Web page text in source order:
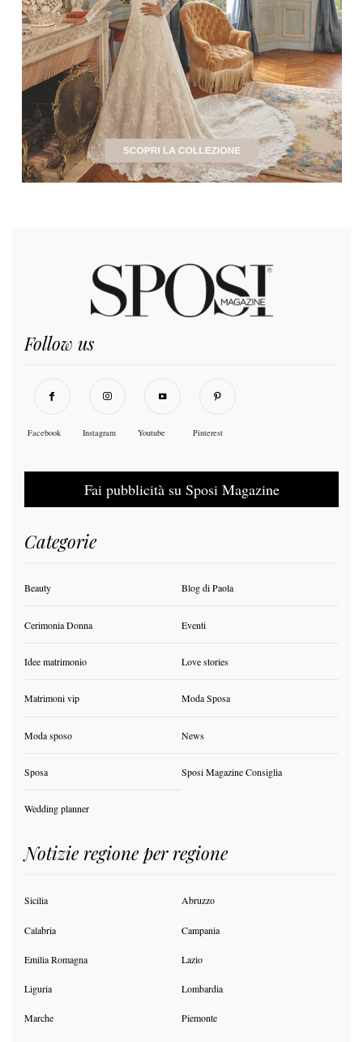
Follow us
Facebook Instagram Youtube Pinterest
Fai pubblicità su Sposi Magazine
Categorie
Beauty Blog di Paola
Cerimonia Donna Eventi
Idee matrimonio Love stories
Matrimoni vip Moda Sposa
Moda sposo News
Sposa Sposi Magazine Consiglia
Wedding planner
Notizie regione per regione
Sicilia Abruzzo
Calabria Campania
Emilia Romagna Lazio
Liguria Lombardia
Marche Piemonte